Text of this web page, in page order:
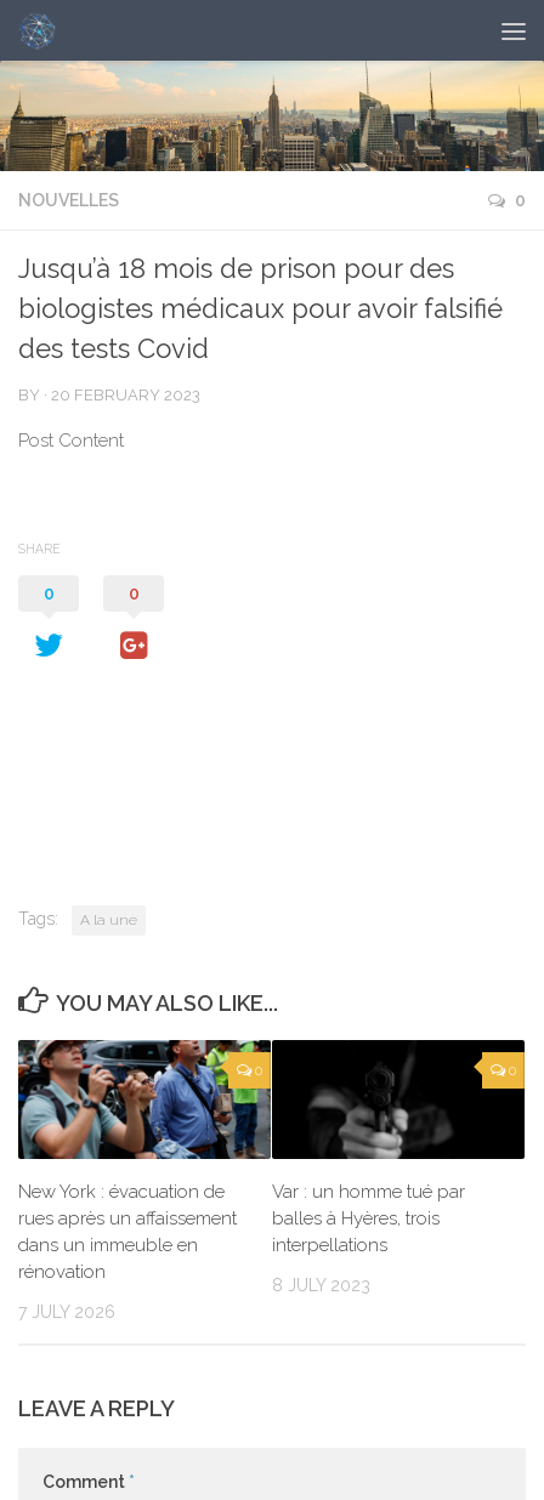
NOUVELLES 0
Jusqu’à 18 mois de prison pour des
biologistes médicaux pour avoir falsifié
des tests Covid
BY · 20 FEBRUARY 2023
Post Content
SHARE
0 0
Tags: A la une
YOU MAY ALSO LIKE...
0
New York : évacuation de
rues après un affaissement
dans un immeuble en
rénovation
7 JULY 2026
0
Var : un homme tué par
balles à Hyères, trois
interpellations
8 JULY 2023
LEAVE A REPLY
Comment *